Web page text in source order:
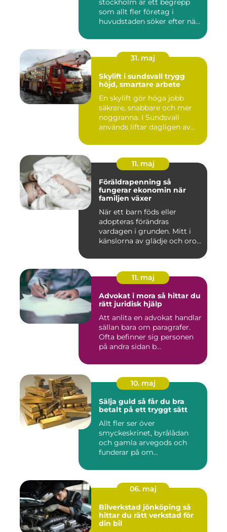
stockholm är ett begrepp
som allt fler företag i
huvudstaden söker efter när
31. maj
Skylift i sundsvall trygg
höjd, smartare arbete
En skylift gör höga jobb
säkrare, snabbare och mer
noggranna. I Sundsvall
används liftar dagligen av...
11. maj
Föräldrapenning så
fungerar ekonomin när
familjen växer
När ett barn föds eller
adopteras förändras
vardagen i grunden. Mitt i
känslorna av glädje och oro
11. maj
Advokat i mora så hittar du
rätt juridisk hjälp
Att anlita en advokat handlar
sällan bara om paragrafer.
Ofta befinner sig personen
på andra sidan b...
10. maj
Sälja guld så får du bra
betalt på ett tryggt sätt
Allt fler ser över
smyckeskrinet, byrålådan
och gamla arvegods och
funderar på om
06. maj
Bilverkstad jönköping så
hittar du rätt verkstad för
din bil